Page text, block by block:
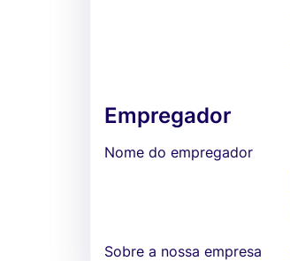
Empregador
Nome do empregador
Sobre a nossa empresa